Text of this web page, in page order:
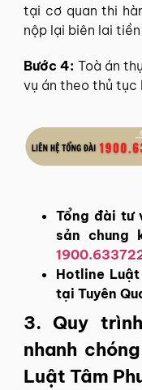
tại cơ quan thi
nộp lại biên lai
Bước 4: Toà án
vụ án theo thủ tục
Tổng đài tư
sản chung
Hotline
tại Tuyên
3. Quy
nhanh
Luật Tâm